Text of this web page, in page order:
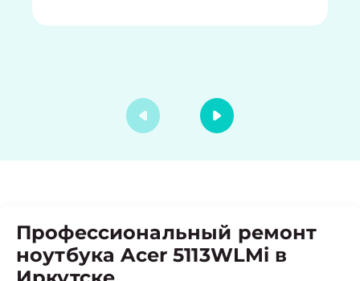
Профессиональный ремонт
ноутбука Acer 5113WLMi в